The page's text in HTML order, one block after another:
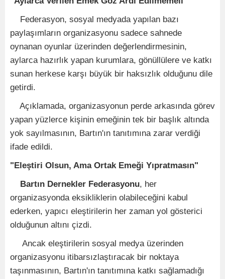
Federasyon, sosyal medyada yapılan bazı
paylaşımların organizasyonu sadece sahnede
oynanan oyunlar üzerinden değerlendirmesinin,
aylarca hazırlık yapan kurumlara, gönüllülere ve katkı
sunan herkese karşı büyük bir haksızlık olduğunu dile
getirdi.
Açıklamada, organizasyonun perde arkasında görev
yapan yüzlerce kişinin emeğinin tek bir başlık altında
yok sayılmasının, Bartın'ın tanıtımına zarar verdiği
ifade edildi.
"Eleştiri Olsun, Ama Ortak Emeği Yıpratmasın"
Bartın Dernekler Federasyonu, her
organizasyonda eksikliklerin olabileceğini kabul
ederken, yapıcı eleştirilerin her zaman yol gösterici
olduğunun altını çizdi.
Ancak eleştirilerin sosyal medya üzerinden
organizasyonu itibarsızlaştıracak bir noktaya
taşınmasının, Bartın'ın tanıtımına katkı sağlamadığı